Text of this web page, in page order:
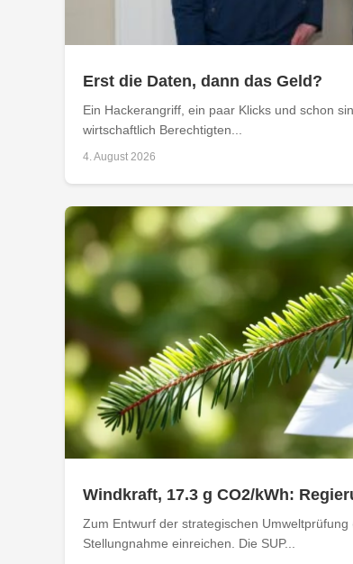
Erst die Daten, dann das Geld?
Ein Hackerangriff, ein paar Klicks und schon
wirtschaftlich Berechtigten...
4. August 2026
Windkraft, 17.3 g CO2/kWh:
Zum Entwurf der strategischen
Stellungnahme einreichen. Die SUP...